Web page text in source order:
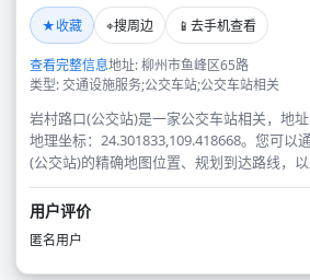
★收藏 ⌖搜周边 📱 去手机查看
查看完整信息地址: 柳州市鱼峰区65路
类型: 交通设施服务;公交车站;公交车站相关
岩村路口(公交站)是一家公交车站相关，地址
地理坐标：24.301833,109.418668。您可以
(公交站)的精确地图位置、规划到达路线，以
用户评价
匿名用户